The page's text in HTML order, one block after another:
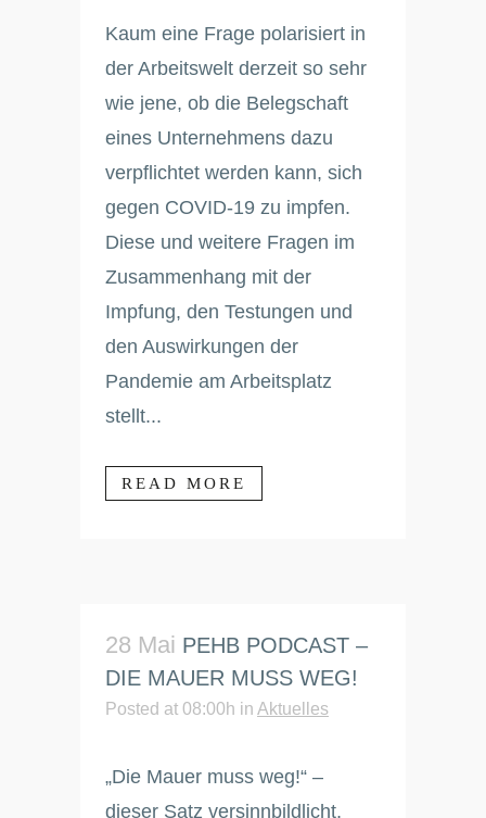
Kaum eine Frage polarisiert in
der Arbeitswelt derzeit so sehr
wie jene, ob die Belegschaft
eines Unternehmens dazu
verpflichtet werden kann, sich
gegen COVID-19 zu impfen.
Diese und weitere Fragen im
Zusammenhang mit der
Impfung, den Testungen und
den Auswirkungen der
Pandemie am Arbeitsplatz
stellt...
READ MORE
28 Mai PEHB PODCAST –
DIE MAUER MUSS WEG!
Posted at 08:00h in Aktuelles
„Die Mauer muss weg!“ –
dieser Satz versinnbildlicht,